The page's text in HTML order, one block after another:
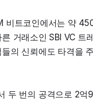
비트코인에서는 약
거래소인 SBI VC
의 신뢰에도 타격을
두 번의 공격으로 2